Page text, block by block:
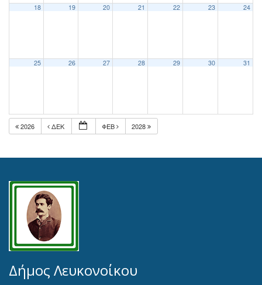
18 19 20 21 22 23 24
25 26 27 28 29 30 31
2026 ΔΕΚ ΦΕΒ 2028
Δήμος Λευκονοίκου